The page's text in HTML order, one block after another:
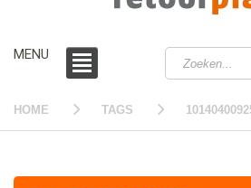
MENU
HOME TAGS